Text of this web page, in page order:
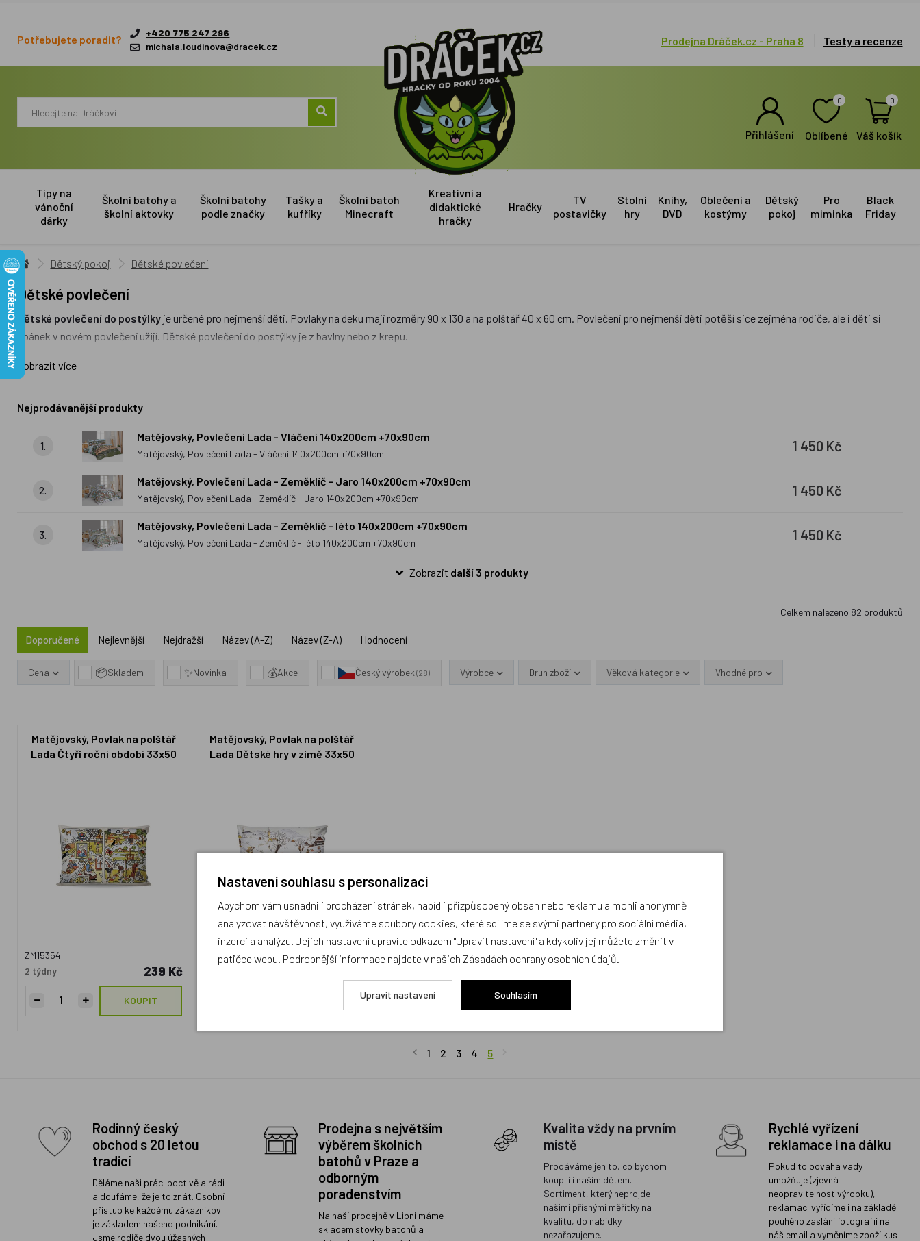
Potřebujete poradit?
+420 775 247 296
michala.loudinova@dracek.cz
Prodejna Dráček.cz - Praha 8 Testy a recenze
Přihlášení
0
Oblíbené
0
Váš košík
Tipy na
vánoční
dárky
Školní batohy a
školní aktovky
Školní batohy
podle značky
Tašky a
kufříky
Školní batoh
Minecraft
Kreativní a
didaktické
hračky
Hračky
TV
postavičky
Stolní
hry
Knihy,
DVD
Oblečení a
kostýmy
Dětský
pokoj
Pro
miminka
Black
Friday
Dětský pokoj Dětské povlečení
Dětské povlečení
Dětské povlečení do postýlky je určené pro nejmenší děti. Povlaky na deku mají rozměry 90 x 130 a na polštář 40 x 60 cm. Povlečení pro nejmenší děti potěší sice zejména rodiče, ale i děti si
spánek v novém povlečení užijí. Dětské povlečení do postýlky je z bavlny nebo z krepu.
Dětské povlečení do postele
postele použity krep, bavlna a flanel. Mezi nejoblíbenější motivy pak patří samozřejmě
žádném pokojíčku u sousedů.
Zobrazit více
Nejprodávanější produkty
1.
Matějovský, Povlečení Lada - Vláčení 140x200cm +70x90cm
Matějovský, Povlečení Lada - Vláčení 140x200cm +70x90cm 1 450 Kč
2.
Matějovský, Povlečení Lada - Zeměklíč - Jaro 140x200cm +70x90cm
Matějovský, Povlečení Lada - Zeměklíč - Jaro 140x200cm +70x90cm 1 450 Kč
3.
Matějovský, Povlečení Lada - Zeměklíč - léto 140x200cm +70x90cm
Matějovský, Povlečení Lada - Zeměklíč - léto 140x200cm +70x90cm 1 450 Kč
Zobrazit další 3 produkty
Celkem nalezeno 82 produktů
Doporučené Nejlevnější Nejdražší Název (A-Z) Název (Z-A) Hodnocení
Cena 📦Skladem ✨Novinka 💰Akce Český výrobek (28) Výrobce Druh zboží Věková kategorie Vhodné pro
Matějovský, Povlak na polštář
Lada Čtyři roční období 33x50
ZM15354
2 týdny
239 Kč
KOUPIT
Matějovský, Povlak na polštář
Lada Dětské hry v zimě 33x50
ZM14006
1 2 3 4 5
Rodinný český
obchod s 20 letou
tradicí
Děláme naši práci poctivě a rádi
a doufáme, že je to znát. Osobní
přístup ke každému zákazníkovi
je základem našeho podnikání.
Jsme rodiče dvou úžasných
Prodejna s největším
výběrem školních
batohů v Praze a
odborným
poradenstvím
Na naší prodejně v Libni máme
skladem stovky batohů a
Kvalita vždy na prvním
místě
Prodáváme jen to, co bychom
koupili i našim dětem.
Sortiment, který neprojde
našimi přísnými měřítky na
kvalitu, do nabídky
nezařazujeme.
Rychlé vyřízení
reklamace i na dálku
Pokud to povaha vady
umožňuje (zjevná
neopravitelnost výrobku),
reklamaci vyřídíme i na základě
pouhého zaslání fotografií na
náš email a vyměníme zboží kus
Nastavení souhlasu s personalizací
Abychom vám usnadnili procházení stránek, nabídli přizpůsobený obsah nebo reklamu a mohli anonymně
analyzovat návštěvnost, využíváme soubory cookies, které sdílíme se svými partnery pro sociální média,
inzerci a analýzu. Jejich nastavení upravíte odkazem "Upravit nastavení" a kdykoliv jej můžete změnit v
patičce webu. Podrobnější informace najdete v našich Zásadách ochrany osobních údajů
Upravit nastavení Souhlasím